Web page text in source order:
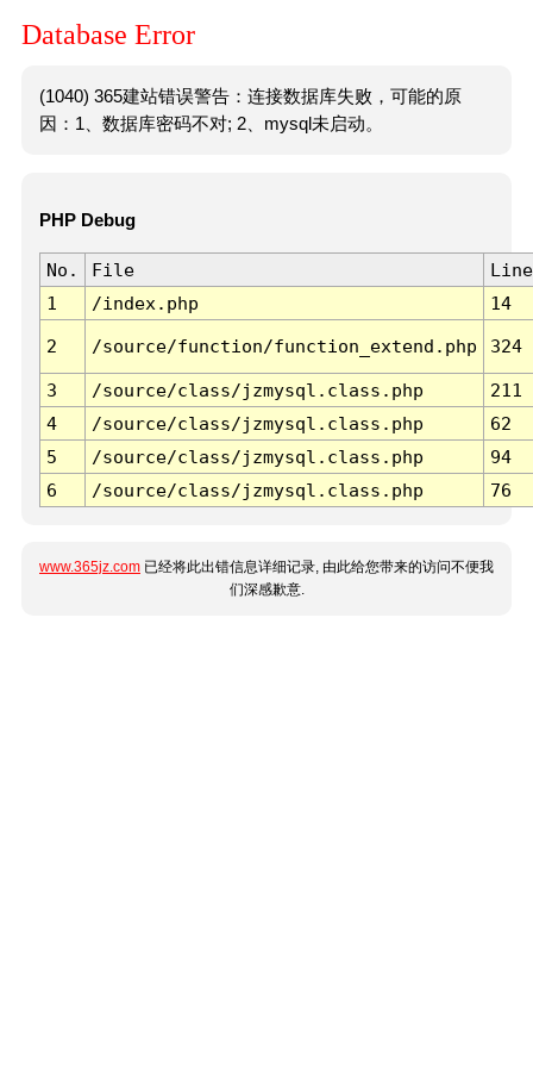
Database Error
(1040) 365建站错误警告：连接数据库失败，可能的原
因：1、数据库密码不对; 2、mysql未启动。
PHP Debug
No. File
Line
1
/index.php 14
2 /source/function/function_extend.php 324
3 /source/class/jzmysql.class.php
211
4
/source/class/jzmysql.class.php
62
5
/source/class/jzmysql.class.php
94
6
/source/class/jzmysql.class.php 76
www.365jz.com 已经将此出错信息详细记录, 由此给您带来的访问不便我
们深感歉意.